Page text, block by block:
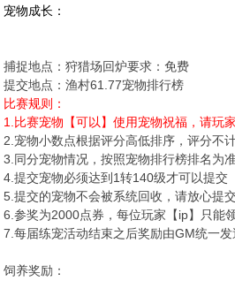
宠物成长：
捕捉地点：狩猎场回炉要求：免费
提交地点：渔村61.77宠物排行榜
比赛规则：
1.比赛宠物【可以】使用宠物祝福，请玩
2.宠物小数点根据评分高低排序，评分不
3.同分宠物情况，按照宠物排行榜排名为
4.提交宠物必须达到1转140级才可以提交
5.提交的宠物不会被系统回收，请放心提
6.参奖为2000点券，每位玩家【ip】只能
7.每届练宠活动结束之后奖励由GM统一
饲养奖励：